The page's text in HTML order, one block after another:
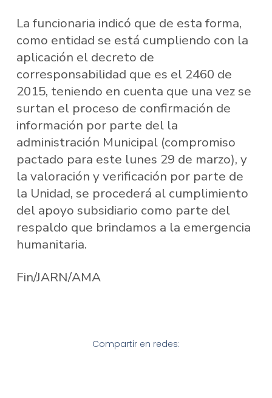
La funcionaria indicó que de esta forma,
como entidad se está cumpliendo con la
aplicación el decreto de
corresponsabilidad que es el 2460 de
2015, teniendo en cuenta que una vez se
surtan el proceso de confirmación de
información por parte del la
administración Municipal (compromiso
pactado para este lunes 29 de marzo), y
la valoración y verificación por parte de
la Unidad, se procederá al cumplimiento
del apoyo subsidiario como parte del
respaldo que brindamos a la emergencia
humanitaria.
Fin/JARN/AMA
Compartir en redes: